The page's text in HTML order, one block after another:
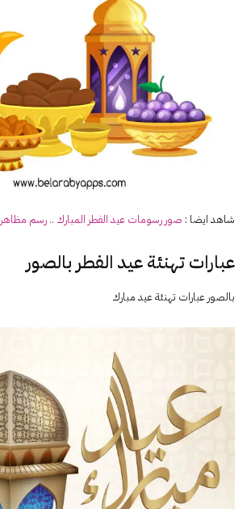
شاهد ايضا : صور رسومات عيد الفطر المبارك .. رسم مظاهر
عبارات تهنئة عيد الفطر بالصور
بالصور عبارات تهنئة عيد مبارك